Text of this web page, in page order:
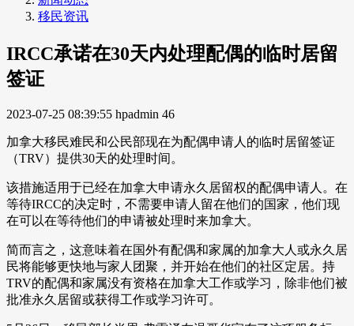
移民资讯
IRCC承诺在30天内处理配偶的临时居留
签证
2023-07-25 08:39:55 hpadmin 46
加拿大移民难民和公民部现在为配偶申请人的临时居留签证
（TRV）提供30天的处理时间。
该措施适用于已经在加拿大申请永久居留权的配偶申请人。在
等待IRCC的决定时，不需要申请人留在他们的国家，他们现
在可以在等待他们的申请被处理时来加拿大。
简而言之，这意味着在国外有配偶和家属的加拿大人或永久居
民将能够更快地与家人团聚，并开始在他们的社区定居。持
TRV的配偶和家属没有资格在加拿大工作或学习，除非他们被
批准永久居留或获得工作或学习许可。